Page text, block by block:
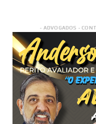
- ADVOGADOS -